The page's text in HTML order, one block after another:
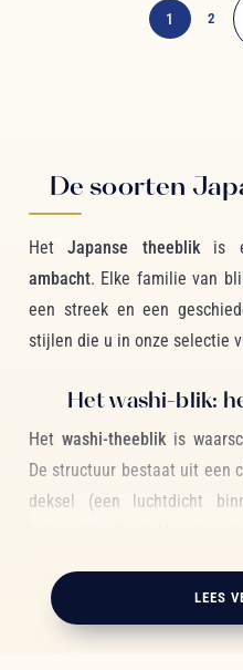
1 2
De soorten
HetJapanse theeblikis
ambacht. Elke familie van
een streek en een
stijlen die u in onze selectie
Het washi-blik:
Het washi-theeblik is
De structuur bestaat uit een
deksel (een luchtdicht
geometrisch, dierlijk ofLEES